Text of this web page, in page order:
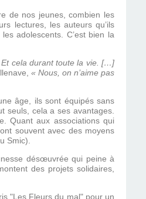
de nos jeunes, combien les
lectures, les auteurs qu’ils
adolescents. C’est bien la
Et cela durant toute la vie. […]
« Nous, on n’aime pas
âge, ils sont équipés sans
seuls, cela a ses avantages.
Quant aux associations qui
souvent avec des moyens
Smic).
désœuvrée qui peine à
des projets solidaires,
"Les Fleurs du mal" pour un